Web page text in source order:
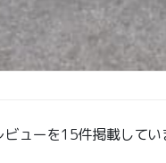
まきのさんの道の
ューを15件掲載してい